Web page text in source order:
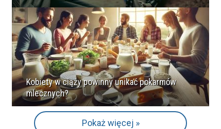
Kobiety w ciąży powinny unikać pokarmów
mlecznych?
Pokaż więcej »